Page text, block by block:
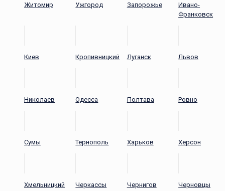
Житомир Ужгород Запорожье
Ивано-
Франковск
Киев Кропивницкий Луганск Львов
Николаев Одесса Полтава Ровно
Сумы Тернополь Харьков Херсон
Хмельницкий Черкассы Чернигов Черновцы